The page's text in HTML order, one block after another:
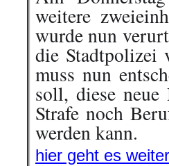
weitere
wurde nun
die Stadtpolizei
muss nun
soll, diese neue
Strafe noch
werden kann.
hier geht es